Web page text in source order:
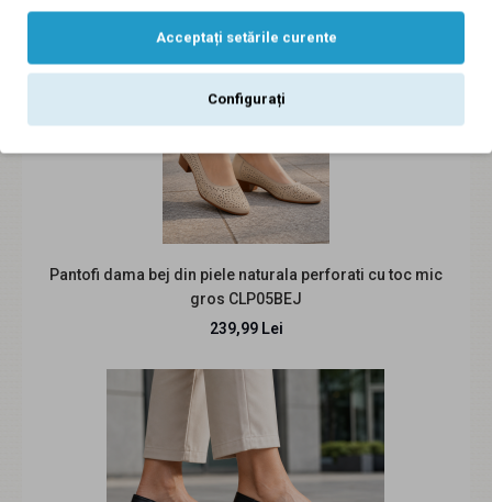
Acceptați setările curente
Configurați
229,99 Lei
Descriere produs O culoare care atrage privirea, o formă
feminină și o talpă care oferă stabilitate..
Pantofi dama bej din piele naturala perforati cu toc mic
gros CLP05BEJ
239,99 Lei